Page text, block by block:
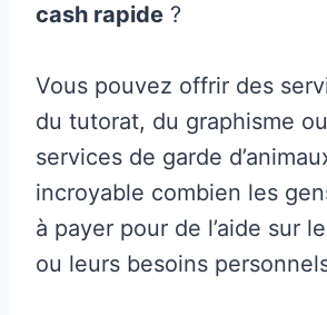
cash rapide ?
Vous pouvez offrir des
du tutorat, du graphisme
services de garde
incroyable combien les
à payer pour de l’aide sur
ou leurs besoins